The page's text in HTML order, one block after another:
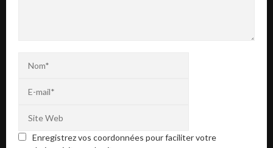
Enregistrez vos coordonnées pour faciliter votre